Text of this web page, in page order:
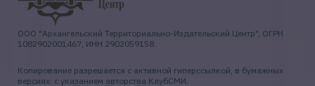
ООО "Архангельский Территориально-Издательский Центр", ОГРН
1082902001467, ИНН 2902059158.
Копирование разрешается с активной гиперссылкой, в бумажных
версиях: с указанием авторства КлубСМИ.